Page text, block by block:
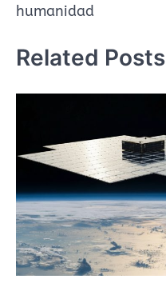
humanidad
Related Posts